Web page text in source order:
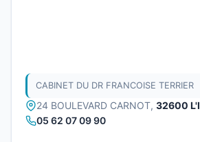
CABINET DU DR FRANCOISE TERRIER
24 BOULEVARD CARNOT, 32600
05 62 07 09 90